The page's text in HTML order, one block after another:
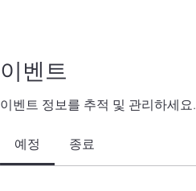
이벤트
이벤트 정보를 추적 및 관리하세요.
예정 종료